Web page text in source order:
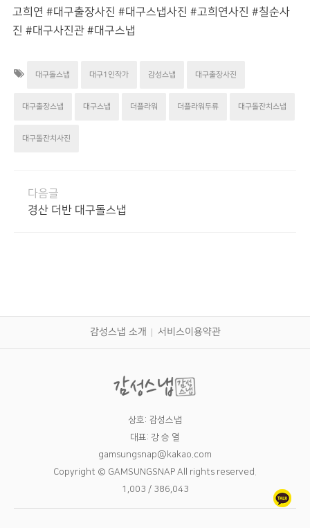
고희연 #대구출장사진 #대구스냅사진 #고희연사진 #칠순사
진 #대구사진관 #대구스냅
대구돌스냅 대구1인작가 감성스냅 대구출장사진
대구출장스냅 대구스냅 더플라워 더플라워두류 대구돌잔치스냅
대구돌잔치사진
다음글
경산 더반 대구돌스냅
감성스냅 소개 서비스이용약관
상호: 감성스냅
대표: 강 승 열
gamsungsnap@kakao.com
Copyright © GAMSUNGSNAP All rights reserved.
1,003 / 386,043